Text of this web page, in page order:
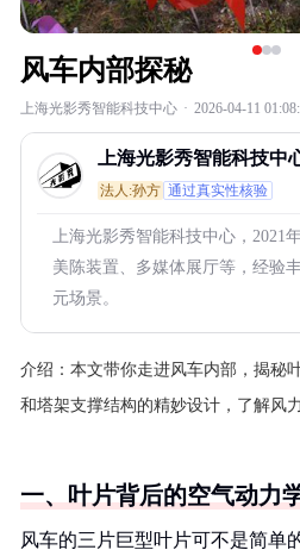
风车内部探秘
上海光影秀智能科技中心 · 2026-04-11
上海光影秀智能科技中
法人:孙方 通过真实性核验
上海光影秀智能科技中心，2021
美陈装置、多媒体展厅等，经验
元场景。
介绍： 本文带你走进风车内部，揭秘
和塔架支撑结构的精妙设计，了解风
一、叶片背后的空气动力
风车的三片巨型叶片可不是简单